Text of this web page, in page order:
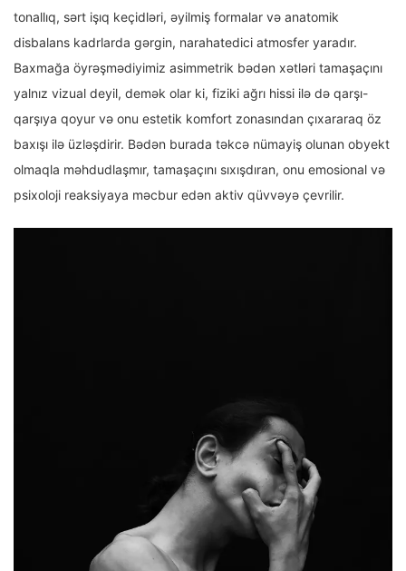
tonallıq, sərt işıq keçidləri, əyilmiş formalar və anatomik
disbalans kadrlarda gərgin, narahatedici atmosfer yaradır.
Baxmağa öyrəşmədiyimiz asimmetrik bədən xətləri tamaşaçını
yalnız vizual deyil, demək olar ki, fiziki ağrı hissi ilə də qarşı-
qarşıya qoyur və onu estetik komfort zonasından çıxararaq öz
baxışı ilə üzləşdirir. Bədən burada təkcə nümayiş olunan obyekt
olmaqla məhdudlaşmır, tamaşaçını sıxışdıran, onu emosional və
psixoloji reaksiyaya məcbur edən aktiv qüvvəyə çevrilir.